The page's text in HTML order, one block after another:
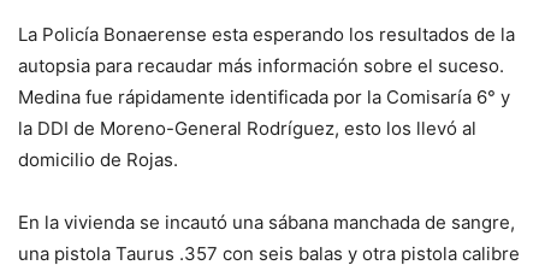
La Policía Bonaerense esta esperando los resultados de la
autopsia para recaudar más información sobre el suceso.
Medina fue rápidamente identificada por la Comisaría 6° y
la DDI de Moreno-General Rodríguez, esto los llevó al
domicilio de Rojas.
En la vivienda se incautó una sábana manchada de sangre,
una pistola Taurus .357 con seis balas y otra pistola calibre